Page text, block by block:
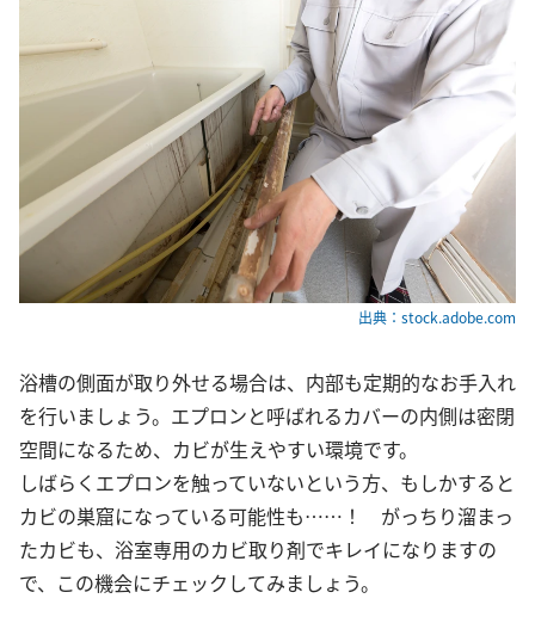
出典：stock.adobe.com
浴槽の側面が取り外せる場合は、内部も定期的なお手入れ
を行いましょう。エプロンと呼ばれるカバーの内側は密閉
空間になるため、カビが生えやすい環境です。
しばらくエプロンを触っていないという方、もしかすると
カビの巣窟になっている可能性も……！ がっちり溜まっ
たカビも、浴室専用のカビ取り剤でキレイになりますの
で、この機会にチェックしてみましょう。